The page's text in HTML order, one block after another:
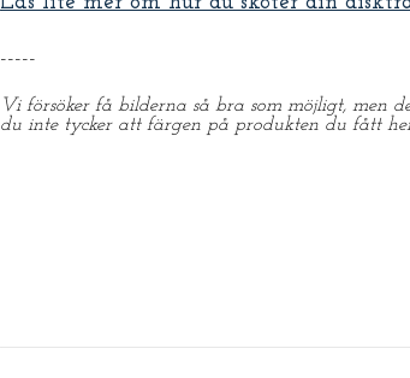
-----
Vi försöker få bilderna så bra som möjligt, men
du inte tycker att färgen på produkten du fått